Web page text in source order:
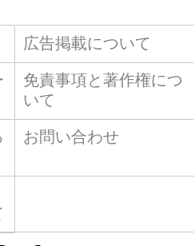
広告掲載について
免責事項と著作権につ
いて
お問い合わせ